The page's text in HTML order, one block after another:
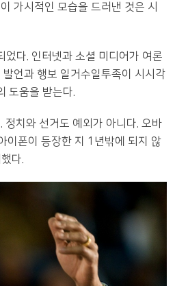
가시적인 모습을 드러낸 것은 시
다. 인터넷과 소셜 미디어가 여론
언과 행보 일거수일투족이 시시각
도움을 받는다.
치와 선거도 예외가 아니다. 오바
이폰이 등장한 지 1년밖에 되지 않
다.